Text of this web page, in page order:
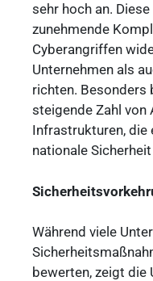
sehr hoch an.
zunehmende
Cyberangriffen
Unternehmen als
richten. Besonders
steigende Zahl
Infrastrukturen, die
nationale
Während viele
bewerten, zeigt die